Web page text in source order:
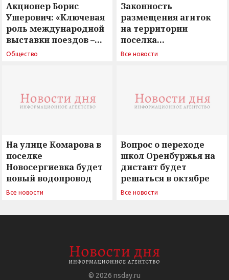
Акционер Борис
Ушерович: «Ключевая
роль международной
выставки поездов –
поиск ответов на
Общество
Законность
размещения агиток
на территории
поселка
Новосергиевка
Все новости
На улице Комарова в
поселке
Новосергиевка будет
новый водопровод
Все новости
Вопрос о переходе
школ Оренбуржья на
дистант будет
решаться в октябре
Все новости
© 2026 nsday.ru